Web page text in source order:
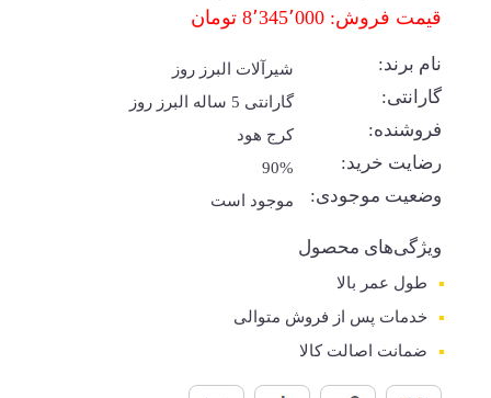
قیمت فروش: 8٬345٬000 تومان
نام برند: شیرآلات البرز روز
گارانتی: گارانتی 5 ساله البرز روز
فروشنده: کرج هود
رضایت خرید: 90%
وضعیت موجودی: موجود است
ویژگی‌های محصول
طول عمر بالا
خدمات پس از فروش متوالی
ضمانت اصالت کالا